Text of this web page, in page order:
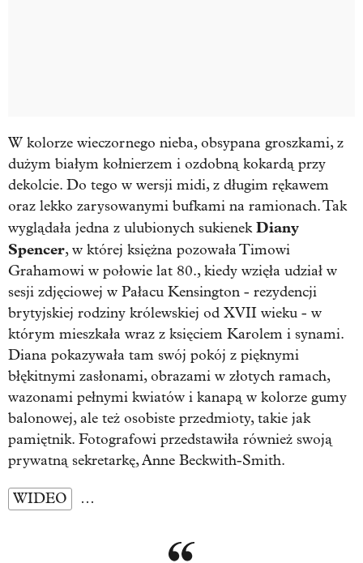
W kolorze wieczornego nieba, obsypana groszkami, z
dużym białym kołnierzem i ozdobną kokardą przy
dekolcie. Do tego w wersji midi, z długim rękawem
oraz lekko zarysowanymi bufkami na ramionach. Tak
wyglądała jedna z ulubionych sukienekDiany
Spencer, w której księżna pozowała Timowi
Grahamowi w połowie lat 80., kiedy wzięła udział w
sesji zdjęciowej w Pałacu Kensington - rezydencji
brytyjskiej rodziny królewskiej od XVII wieku - w
którym mieszkała wraz z księciem Karolem i synami.
Diana pokazywała tam swój pokój z pięknymi
błękitnymi zasłonami, obrazami w złotych ramach,
wazonami pełnymi kwiatów i kanapą w kolorze gumy
balonowej, ale też osobiste przedmioty, takie jak
pamiętnik. Fotografowi przedstawiła również swoją
prywatną sekretarkę, Anne Beckwith-Smith.
WIDEO …